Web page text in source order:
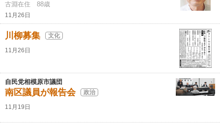
古淵在住 88歳
11月26日
川柳募集 文化
11月26日
自民党相模原市議団
南区議員が報告会 政治
11月19日